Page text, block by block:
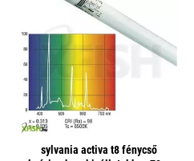
sylvania activa t8 fénycső